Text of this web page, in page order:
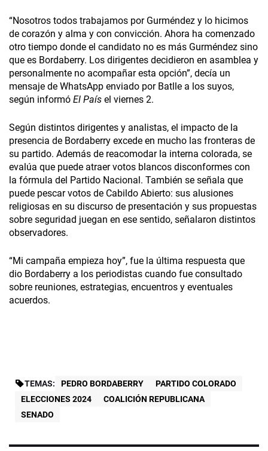
“Nosotros todos trabajamos por Gurméndez y lo hicimos
de corazón y alma y con convicción. Ahora ha comenzado
otro tiempo donde el candidato no es más Gurméndez sino
que es Bordaberry. Los dirigentes decidieron en asamblea y
personalmente no acompañar esta opción”, decía un
mensaje de WhatsApp enviado por Batlle a los suyos,
según informó El País el viernes 2.
Según distintos dirigentes y analistas, el impacto de la
presencia de Bordaberry excede en mucho las fronteras de
su partido. Además de reacomodar la interna colorada, se
evalúa que puede atraer votos blancos disconformes con
la fórmula del Partido Nacional. También se señala que
puede pescar votos de Cabildo Abierto: sus alusiones
religiosas en su discurso de presentación y sus propuestas
sobre seguridad juegan en ese sentido, señalaron distintos
observadores.
“Mi campaña empieza hoy”, fue la última respuesta que
dio Bordaberry a los periodistas cuando fue consultado
sobre reuniones, estrategias, encuentros y eventuales
acuerdos.
TEMAS: PEDRO BORDABERRY
PARTIDO COLORADO
ELECCIONES 2024
COALICIÓN REPUBLICANA
SENADO